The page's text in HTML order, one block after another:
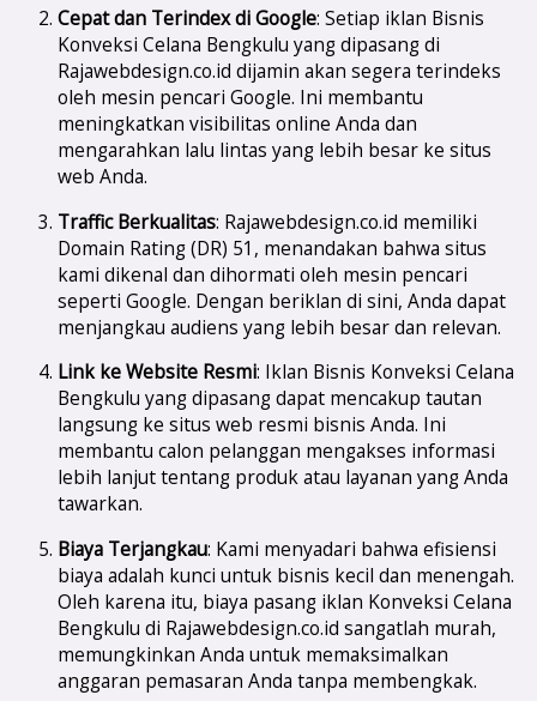
Cepat dan Terindex di Google: Setiap iklan Bisnis
Konveksi Celana Bengkulu yang dipasang di
Rajawebdesign.co.id dijamin akan segera terindeks
oleh mesin pencari Google. Ini membantu
meningkatkan visibilitas online Anda dan
mengarahkan lalu lintas yang lebih besar ke situs
web Anda.
Traffic Berkualitas: Rajawebdesign.co.id memiliki
Domain Rating (DR) 51, menandakan bahwa situs
kami dikenal dan dihormati oleh mesin pencari
seperti Google. Dengan beriklan di sini, Anda dapat
menjangkau audiens yang lebih besar dan relevan.
Link ke Website Resmi: Iklan Bisnis Konveksi Celana
Bengkulu yang dipasang dapat mencakup tautan
langsung ke situs web resmi bisnis Anda. Ini
membantu calon pelanggan mengakses informasi
lebih lanjut tentang produk atau layanan yang Anda
tawarkan.
Biaya Terjangkau: Kami menyadari bahwa efisiensi
biaya adalah kunci untuk bisnis kecil dan menengah.
Oleh karena itu, biaya pasang iklan Konveksi Celana
Bengkulu di Rajawebdesign.co.id sangatlah murah,
memungkinkan Anda untuk memaksimalkan
anggaran pemasaran Anda tanpa membengkak.